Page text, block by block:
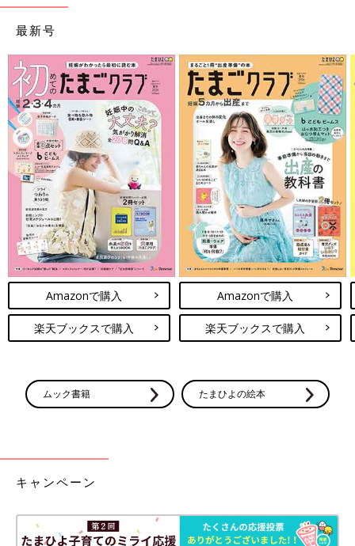
最新号
Amazonで購入
楽天ブックスで購入
Amazonで購入
楽天ブックスで購入
ムック書籍 たまひよの絵本
キャンペーン